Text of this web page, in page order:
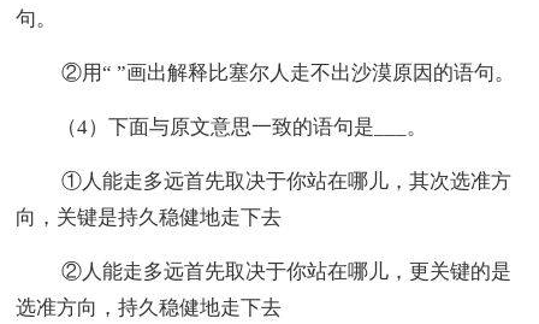
句。
②用“ ”画出解释比塞尔人走不出沙漠原因的语句。
（4）下面与原文意思一致的语句是___。
①人能走多远首先取决于你站在哪儿，其次选准方
向，关键是持久稳健地走下去
②人能走多远首先取决于你站在哪儿，更关键的是
选准方向，持久稳健地走下去